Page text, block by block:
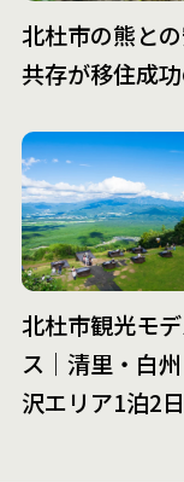
北杜市の熊と
共存が移住成
北杜市観光モ
ス｜清里・白
沢エリア1泊2